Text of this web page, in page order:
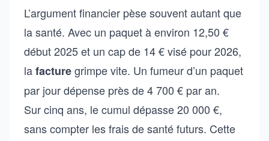
L’argument financier pèse souvent autant que
la santé. Avec un paquet à environ 12,50 €
début 2025 et un cap de 14 € visé pour 2026,
lafacturegrimpe vite. Un fumeur d’un paquet
par jour dépense près de 4 700 € par an.
Sur cinq ans, le cumul dépasse 20 000 €,
sans compter les frais de santé futurs. Cette